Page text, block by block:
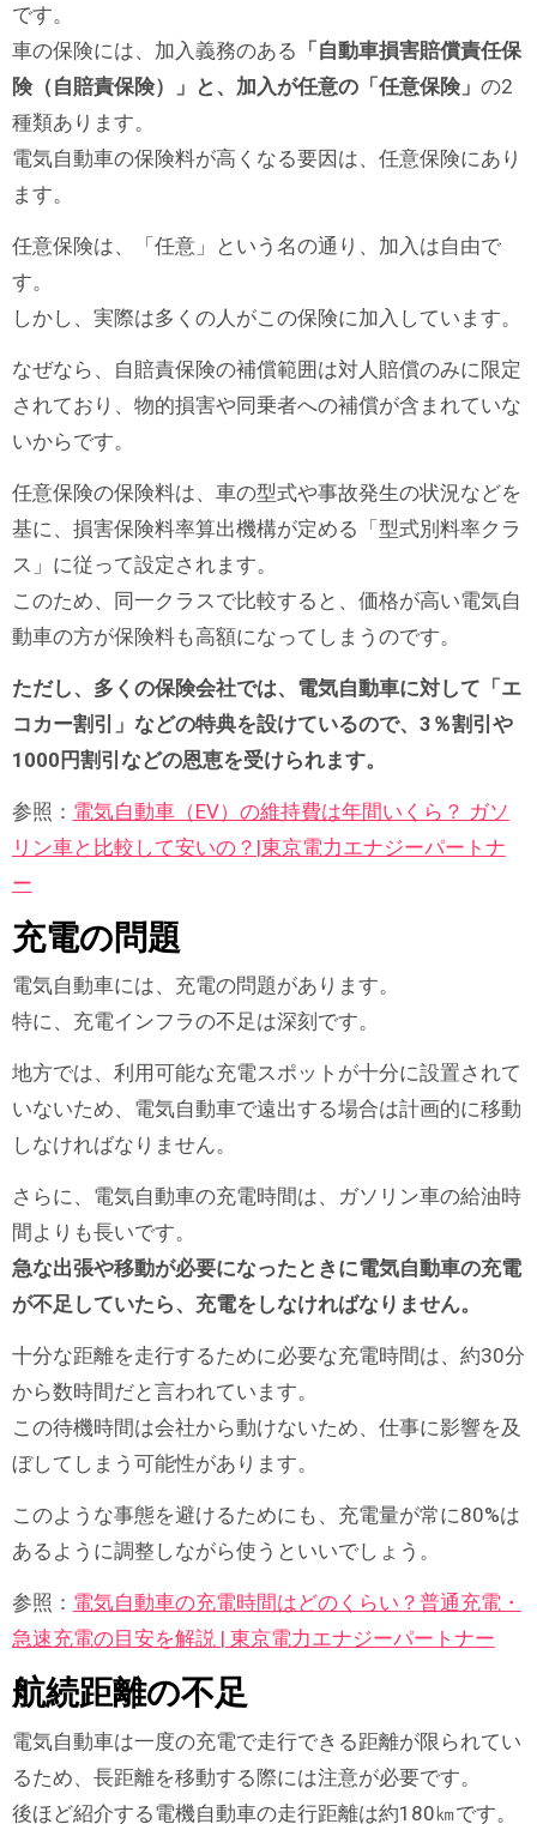
です。
車の保険には、加入義務のある 「自動車損害賠償責任保
険（自賠責保険）」と、加入が任意の「任意保険」 の2
種類あります。
電気自動車の保険料が高くなる要因は、任意保険にあり
ます。
任意保険は、「任意」という名の通り、加入は自由で
す。
しかし、実際は多くの人がこの保険に加入しています。
なぜなら、自賠責保険の補償範囲は対人賠償のみに限定
されており、物的損害や同乗者への補償が含まれていな
いからです。
任意保険の保険料は、車の型式や事故発生の状況などを
基に、損害保険料率算出機構が定める「型式別料率クラ
ス」に従って設定されます。
このため、同一クラスで比較すると、価格が高い電気自
動車の方が保険料も高額になってしまうのです。
ただし、多くの保険会社では、電気自動車に対して「エ
コカー割引」などの特典を設けているので、3％割引や
1000円割引などの恩恵を受けられます。
参照： 電気自動車（EV）の維持費は年間いくら？ ガソ
リン車と比較して安いの？|東京電力エナジーパートナ
ー
充電の問題
電気自動車には、充電の問題があります。
特に、充電インフラの不足は深刻です。
地方では、利用可能な充電スポットが十分に設置されて
いないため、電気自動車で遠出する場合は計画的に移動
しなければなりません。
さらに、電気自動車の充電時間は、ガソリン車の給油時
間よりも長いです。
急な出張や移動が必要になったときに電気自動車の充電
が不足していたら、充電をしなければなりません。
十分な距離を走行するために必要な充電時間は、約30分
から数時間だと言われています。
この待機時間は会社から動けないため、仕事に影響を及
ぼしてしまう可能性があります。
このような事態を避けるためにも、充電量が常に80%は
あるように調整しながら使うといいでしょう。
参照： 電気自動車の充電時間はどのくらい？普通充電・
急速充電の目安を解説 | 東京電力エナジーパートナー
航続距離の不足
電気自動車は一度の充電で走行できる距離が限られてい
るため、長距離を移動する際には注意が必要です。
後ほど紹介する電機自動車の走行距離は約180㎞です。